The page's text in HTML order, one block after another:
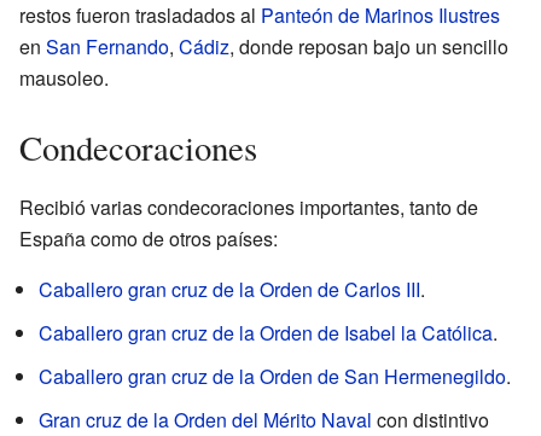
restos fueron trasladados al Panteón de Marinos Ilustres
en San Fernando, Cádiz, donde reposan bajo un sencillo
mausoleo.
Condecoraciones
Recibió varias condecoraciones importantes, tanto de
España como de otros países:
Caballero gran cruz de la Orden de Carlos III.
Caballero gran cruz de la Orden de Isabel la Católica.
Caballero gran cruz de la Orden de San Hermenegildo.
Gran cruz de la Orden del Mérito Naval con distintivo